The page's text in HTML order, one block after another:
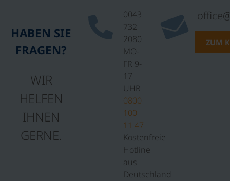
HABEN SIE
FRAGEN?
WIR
HELFEN
IHNEN
GERNE.
0043
732
2080
MO-
FR 9-
17
UHR
0800
100
11 47
Kostenfreie
Hotline
aus
Deutschland
ZUM